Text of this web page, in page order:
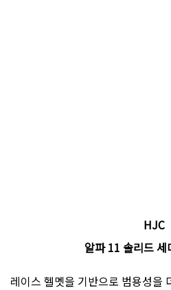
HJC
알파 11 솔리드 세
레이스 헬멧을 기반으로 범용성을